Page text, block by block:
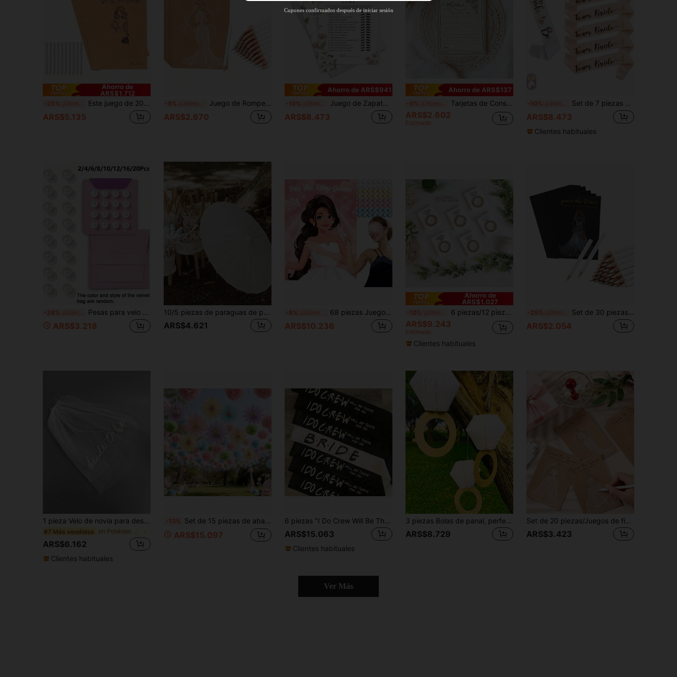
Ahorro de
ARS$1.712
-25% ¡Últimos 2 días Este juego de 20 piezas "El vestido de la novia", que incluye 10 tarjetas y 10 lápices, es la opción perfecta para decoraciones DIY de despedida de soltero/soltera, suministros para eventos interactivos y también un regalo ideal para los invitados a la boda en una despedida de soltera.
ARS$5.135
-8% ¡Últimos 3 días Juego de Rompecabezas de Vestido de Novia Suministros para Fiesta de Boda - Juego de Fiesta de Novia DIY, Juego de Fiesta de Boda "Vestido de Novia", Rompecabezas Interactivo y Decoración de Boda, Regalo de Invitación de Dama de Honor, Entretenimiento para Invitados de Boda, Decoración Divertida para Invitados de Boda
ARS$2.670
Ahorro de ARS$941
-10% ¡Últimos 3 días Juego de Zapatos de Boda, Juego Divertido de Zapatos para Despedida de Soltera, Juego para Fiesta de Compromiso, Patrón Floral
ARS$8.473
Ahorro de ARS$137
-5% ¡Últimos 3 días Tarjetas de Consejos y Bendiciones para Despedida de Soltera "She's Fresh Off The Market", Adecuadas para Despedida de Soltera con Tema "Fresh Off The Market" | Juegos de Fiesta de Boda "Love In Bloom", Tarjetas de Juego de Despedida de Soltera Estilo Floral, Recuerdos de Boda para Despedida de Soltero/Soltera de Novio y Novia
ARS$2.602
Estimado
-10% ¡Últimos 3 días Set de 7 piezas de accesorios para despedida de soltera: 1 cinturón de novia + 6 cinturones, mejores regalos, decoración de boda, decoración del hogar, decoración de habitación, decoración de cumpleaños, graduación, decoraciones de fiesta, decoraciones de despedida de soltera
ARS$8.473
Clientes habituales
-28% Pesas para velo de novia con perlas - Pesas magnéticas para velo de novia - Velo de longitud fija para boda al aire libre - Accesorios de boda de lujo para novia, pesas de doble cara con perlas en el dobladillo, velo largo de longitud fija para boda al aire libre - Regalo blanco para la novia
ARS$3.218
10/5 piezas de paraguas de papel para bodas, adecuados para bodas en la iglesia, fiestas de boda, aniversarios, regalos para damas de honor, fiestas temáticas, decoración de bodas al aire libre, accesorios de fotografía, decoración de playa para fiestas blancas de verano
ARS$4.621
-8% 68 piezas Juego de "Poner el anillo a la novia" para fiesta de boda, despedida de soltera, noche de compromiso con póster de novia en color oro rosa y pegatinas de anillos para bodas de mujeres
ARS$10.236
Ahorro de
ARS$1.027
-10% 6 piezas/12 piezas Regalo para Novia y Damas de Honor Lazos de Cabello Espirales con Tarjeta de Propuesta - Lazos de Cabello Espirales Exclusivos para Novia y Damas de Honor con Unión por Fusión en Caliente (Oro o Plata)
ARS$9.243
Estimado
Clientes habituales
-25% Set de 30 piezas para juego de despedida de soltera - Tarjetas de diseño de vestido de novia DIY, incluye 20 tarjetas y 10 lápices blancos, adecuado para despedida de soltera, fiesta de soltera, fiesta de cumpleaños, celebración de aniversario y otras ocasiones. Este set de juego de despedida de soltera con temática de "vestido de novia" incluye tarjetas de juego y lápices solubles en agua, también incluye decoraciones y suministros para fiestas de boda divertidas. Suministros para fiestas y decoración de boda divertida, juego de creatividad, juego de fiesta de boda
ARS$2.054
1 pieza Velo de novia para despedida de soltera | Velo blanco de doble capa con letras y peine, accesorio para fotos, estilo romántico
#7 Más vendidos en Poliéster Suministros para fiestas de bodas
ARS$6.162
Clientes habituales
-13% Set de 15 piezas de abanicos de papel y flores de papel para boda, decoraciones colgantes para techo, decoración para fiesta de cumpleaños, decoraciones de boda, adornos de primavera y verano
ARS$15.097
6 piezas "I Do Crew Will Be There For You" y 1 pieza Faja de Novia con tema de Amiga, para Despedida de Soltera, Fiesta de Soltera, Fiesta de Ducha Nupcial, Decoración de Boda, Regalo para Damas de Honor, Navidad
ARS$15.063
Clientes habituales
3 piezas Bolas de panal, perfectas para bodas, despedida de soltera, regalo de Pascua, decoración de boda, aniversario de compromiso, San Valentín, decoración para fiesta romántica
ARS$8.729
Set de 20 piezas/Juegos de fiesta de boda, kit de juegos para despedida de soltera | Suministros para fiesta de novia, juegos interactivos de adivinanzas y decoraciones de boda, regalos de propuesta a damas de honor, entretenimiento para invitados de boda, 2/10 piezas
ARS$3.423
Ver Más
40
DESCUENTO
Cupón de producto
Límite de ARS$82.160
Por tiempo limitado
Cupones confirmados después de iniciar sesión